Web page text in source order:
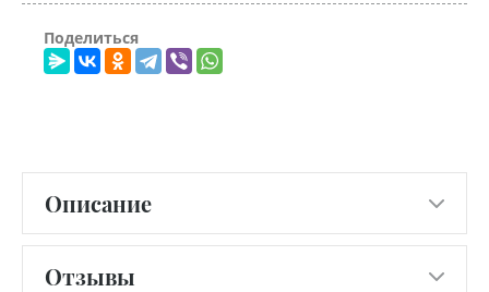
Поделиться
Описание
Отзывы